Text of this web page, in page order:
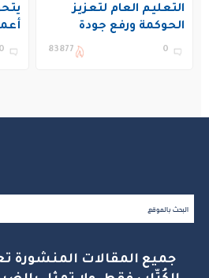
التعليم العام لتعزيز
الحوكمة ورفع جودة
التعليم في المملكة
0
83877
0
جميع المقالات